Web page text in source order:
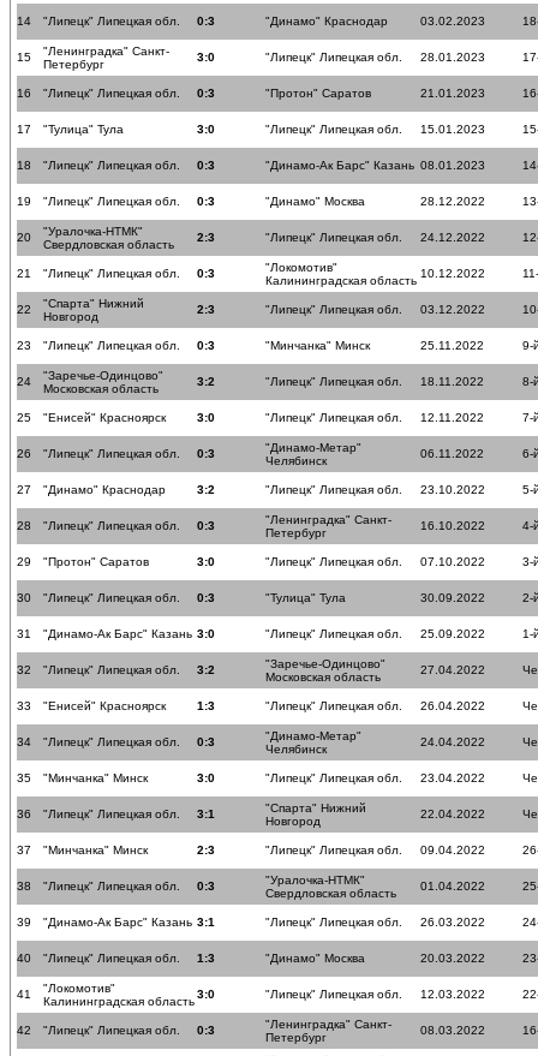
14 "Липецк" Липецкая обл. 0:3 "Динамо" Краснодар 03.02.2023
15
"Ленинградка" Санкт-
Петербург
3:0 "Липецк" Липецкая обл. 28.01.2023
16 "Липецк" Липецкая обл. 0:3 "Протон" Саратов 21.01.2023
17 "Тулица" Тула 3:0 "Липецк" Липецкая обл. 15.01.2023
18 "Липецк" Липецкая обл. 0:3 "Динамо-Ак Барс" Казань 08.01.2023
19 "Липецк" Липецкая обл. 0:3 "Динамо" Москва 28.12.2022
20
"Уралочка-НТМК"
Свердловская область
2:3 "Липецк" Липецкая обл. 24.12.2022
21 "Липецк" Липецкая обл. 0:3
"Локомотив"
Калининградская область
10.12.2022
22
"Спарта" Нижний
Новгород
2:3 "Липецк" Липецкая обл. 03.12.2022
23 "Липецк" Липецкая обл. 0:3 "Минчанка" Минск 25.11.2022 9-
24
"Заречье-Одинцово"
Московская область
3:2 "Липецк" Липецкая обл. 18.11.2022 8-
25 "Енисей" Красноярск 3:0 "Липецк" Липецкая обл. 12.11.2022 7-
26 "Липецк" Липецкая обл. 0:3
"Динамо-Метар"
Челябинск
06.11.2022 6-
27 "Динамо" Краснодар 3:2 "Липецк" Липецкая обл. 23.10.2022 5-
28 "Липецк" Липецкая обл. 0:3
"Ленинградка" Санкт-
Петербург
16.10.2022 4-
29 "Протон" Саратов 3:0 "Липецк" Липецкая обл. 07.10.2022 3-
30 "Липецк" Липецкая обл. 0:3 "Тулица" Тула 30.09.2022 2-
31 "Динамо-Ак Барс" Казань 3:0 "Липецк" Липецкая обл. 25.09.2022 1-
32 "Липецк" Липецкая обл. 3:2
"Заречье-Одинцово"
Московская область
27.04.2022
33 "Енисей" Красноярск 1:3 "Липецк" Липецкая обл. 26.04.2022
34 "Липецк" Липецкая обл. 0:3
"Динамо-Метар"
Челябинск
24.04.2022
35 "Минчанка" Минск 3:0 "Липецк" Липецкая обл. 23.04.2022
36 "Липецк" Липецкая обл. 3:1
"Спарта" Нижний
Новгород
22.04.2022
37 "Минчанка" Минск 2:3 "Липецк" Липецкая обл. 09.04.2022
38 "Липецк" Липецкая обл. 0:3
"Уралочка-НТМК"
Свердловская область
01.04.2022
39 "Динамо-Ак Барс" Казань 3:1 "Липецк" Липецкая обл. 26.03.2022
40 "Липецк" Липецкая обл. 1:3 "Динамо" Москва 20.03.2022
41
"Локомотив"
Калининградская область
3:0 "Липецк" Липецкая обл. 12.03.2022
42 "Липецк" Липецкая обл. 0:3
"Ленинградка" Санкт-
Петербург
08.03.2022